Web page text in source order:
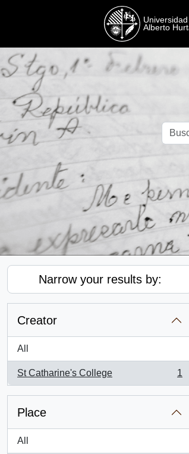
Narrow your results by:
Creator
All
St Catharine's College
, 1 results
1
Place
All